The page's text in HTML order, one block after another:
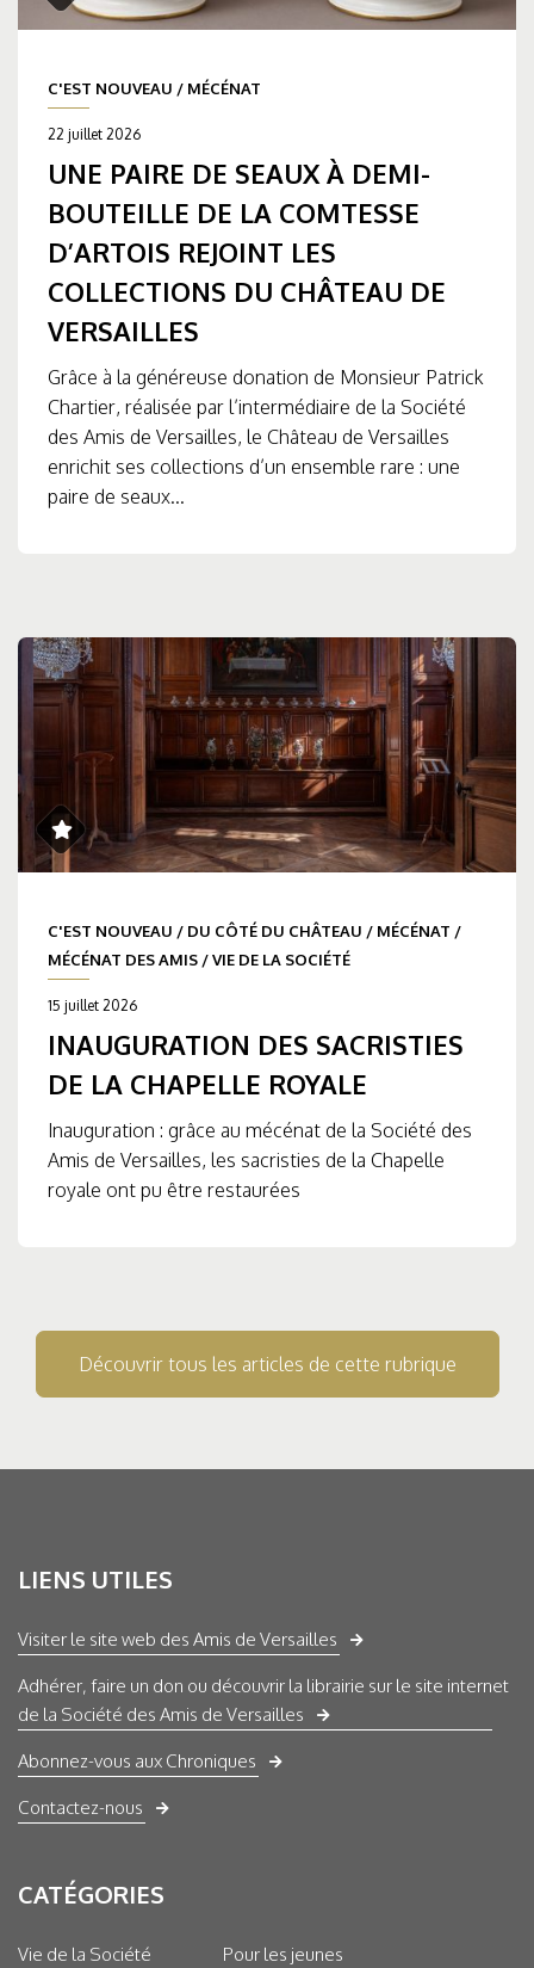
C'EST NOUVEAU / MÉCÉNAT
22 juillet 2026
UNE PAIRE DE SEAUX À DEMI-
BOUTEILLE DE LA COMTESSE
D’ARTOIS REJOINT LES
COLLECTIONS DU CHÂTEAU DE
VERSAILLES
Grâce à la généreuse donation de Monsieur Patrick
Chartier, réalisée par l’intermédiaire de la Société
des Amis de Versailles, le Château de Versailles
enrichit ses collections d’un ensemble rare : une
paire de seaux...
C'EST NOUVEAU / DU CÔTÉ DU CHÂTEAU / MÉCÉNAT /
MÉCÉNAT DES AMIS /VIE DE LA SOCIÉTÉ
15 juillet 2026
INAUGURATION DES SACRISTIES
DE LA CHAPELLE ROYALE
Inauguration : grâce au mécénat de la Société des
Amis de Versailles, les sacristies de la Chapelle
royale ont pu être restaurées
Découvrir tous les articles de cette rubrique
LIENS UTILES
Visiter le site web des Amis de Versailles
Adhérer, faire un don ou découvrir la librairie sur le site internet
de la Société des Amis de Versailles
Abonnez-vous aux Chroniques
Contactez-nous
CATÉGORIES
Vie de la Société
Pour les jeunes